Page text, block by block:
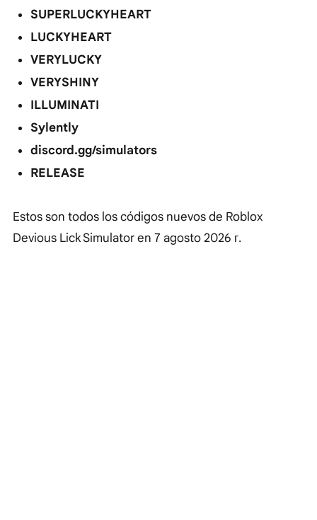
SUPERLUCKYHEART
LUCKYHEART
VERYLUCKY
VERYSHINY
ILLUMINATI
Sylently
discord.gg/simulators
RELEASE
Estos son todos los códigos nuevos de Roblox
Devious Lick Simulator en 7 agosto 2026 г.